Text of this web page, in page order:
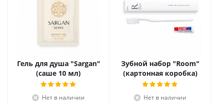
Гель для душа "Sargan"
(саше 10 мл)
Нет в наличии
Зубной набор "Room"
(картонная коробка)
Нет в наличии